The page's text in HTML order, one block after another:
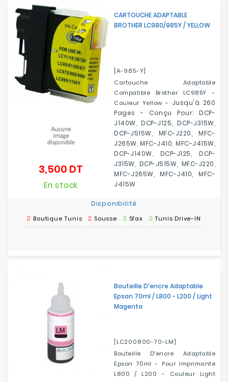
CARTOUCHE ADAPTABLE
BROTHER LC980/985Y / YELLOW
[A-985-Y]
Cartouche Adaptable
Compatible Brother LC985Y -
Couleur Yellow - Jusqu'à 260
Pages - Conçu Pour: DCP-
J140W, DCP-J125, DCP-J315W,
DCP-J515W, MFC-J220, MFC-
J265W, MFC-J410, MFC-J415W,
DCP-J140W, DCP-J125, DCP-
J315W, DCP-J515W, MFC-J220,
MFC-J265W, MFC-J410, MFC-
J415W
3,500 DT
En stock
Disponibilité
Boutique Tunis Sousse Sfax Tunis Drive-IN
Bouteille D'encre Adaptable
Epson 70ml / L800 - L200 / Light
Magenta
[LC200800-70-LM]
Bouteille D'encre Adaptable
Epson 70ml - Pour Imprimante
L800 / L200 - Couleur Light